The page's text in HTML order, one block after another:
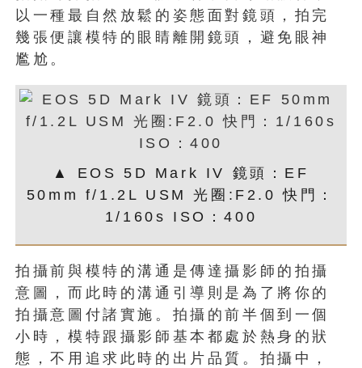
以一種最自然放鬆的姿態面對鏡頭，拍完
幾張便讓模特的眼睛離開鏡頭，避免眼神
尷尬。
▲ EOS 5D Mark IV 鏡頭：EF
50mm f/1.2L USM 光圈:F2.0 快門：
1/160s ISO：400
拍攝前與模特的溝通是傳達攝影師的拍攝
意圖，而此時的溝通引導則是為了將你的
拍攝意圖付諸實施。拍攝的前半個到一個
小時，模特跟攝影師基本都處於熱身的狀
態，不用追求此時的出片品質。拍攝中，